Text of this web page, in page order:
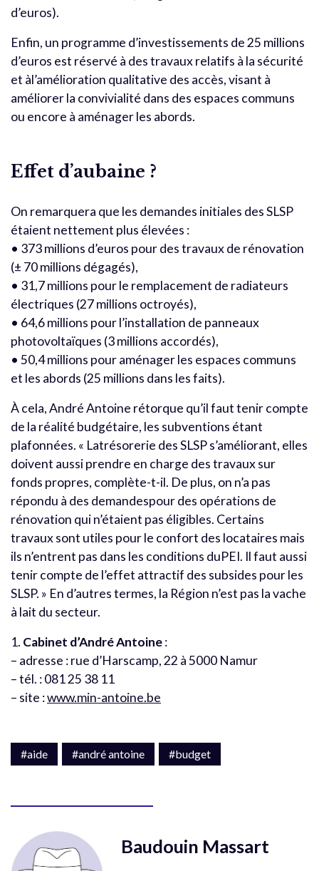
d’euros).
Enfin, un programme d’investissements de 25 millions
d’euros est réservé à des travaux relatifs à la sécurité
et àl’amélioration qualitative des accès, visant à
améliorer la convivialité dans des espaces communs
ou encore à aménager les abords.
Effet d’aubaine ?
On remarquera que les demandes initiales des SLSP
étaient nettement plus élevées :
• 373 millions d’euros pour des travaux de rénovation
(± 70 millions dégagés),
• 31,7 millions pour le remplacement de radiateurs
électriques (27 millions octroyés),
• 64,6 millions pour l’installation de panneaux
photovoltaïques (3 millions accordés),
• 50,4 millions pour aménager les espaces communs
et les abords (25 millions dans les faits).
À cela, André Antoine rétorque qu’il faut tenir compte
de la réalité budgétaire, les subventions étant
plafonnées. « Latrésorerie des SLSP s’améliorant, elles
doivent aussi prendre en charge des travaux sur
fonds propres, complète-t-il. De plus, on n’a pas
répondu à des demandespour des opérations de
rénovation qui n’étaient pas éligibles. Certains
travaux sont utiles pour le confort des locataires mais
ils n’entrent pas dans les conditions duPEI. Il faut aussi
tenir compte de l’effet attractif des subsides pour les
SLSP. » En d’autres termes, la Région n’est pas la vache
à lait du secteur.
1. Cabinet d’André Antoine:
– adresse : rue d’Harscamp, 22 à 5000 Namur
– tél. : 081 25 38 11
– site :www.min-antoine.be
#aide #andré antoine #budget
Baudouin Massart